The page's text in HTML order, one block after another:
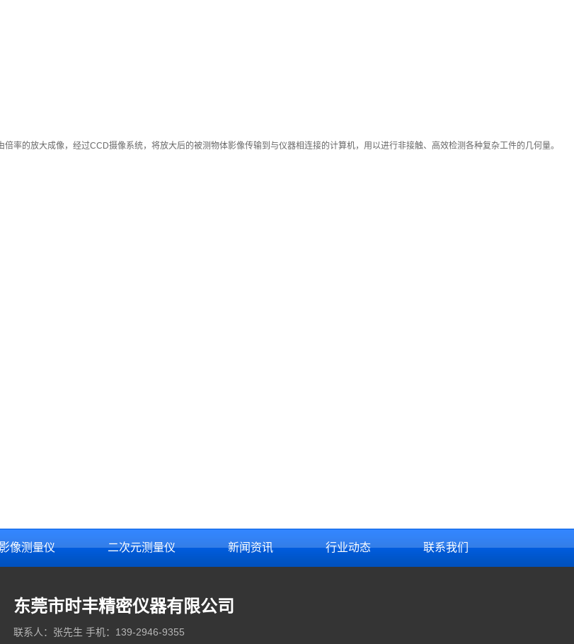
率的放大成像，经过CCD摄像系统，将放大后的被测物体影像传输到与仪器相连接的计算机，用以进行非接触、高效检测各种复杂工件的几何量。
像测量仪 二次元测量仪 新闻资讯 行业动态 联系我们
东莞市时丰精密仪器有限公司
联系人：张先生 手机：139-2946-9355